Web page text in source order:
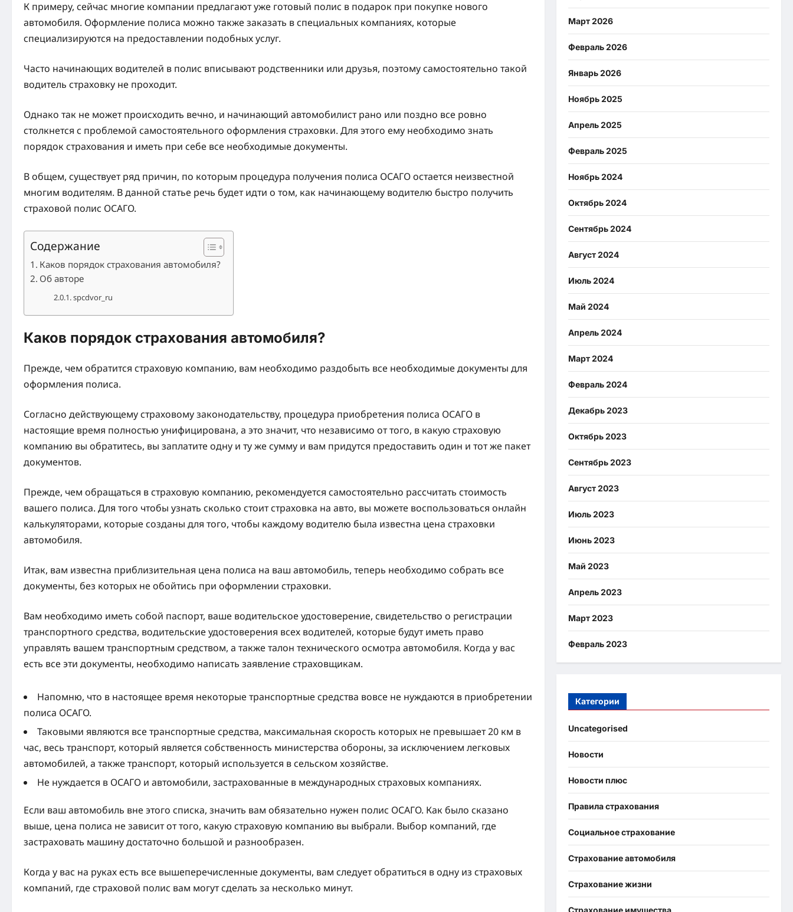
К примеру, сейчас многие компании предлагают уже готовый полис в подарок при покупке нового
автомобиля. Оформление полиса можно также заказать в специальных компаниях, которые
специализируются на предоставлении подобных услуг.
Часто начинающих водителей в полис вписывают родственники или друзья, поэтому самостоятельно такой
водитель страховку не проходит.
Однако так не может происходить вечно, и начинающий автомобилист рано или поздно все ровно
столкнется с проблемой самостоятельного оформления страховки. Для этого ему необходимо знать
порядок страхования и иметь при себе все необходимые документы.
В общем, существует ряд причин, по которым процедура получения полиса ОСАГО остается неизвестной
многим водителям. В данной статье речь будет идти о том, как начинающему водителю быстро получить
страховой полис ОСАГО.
Содержание
Каков порядок страхования автомобиля?
Об авторе
spcdvor_ru
Каков порядок страхования автомобиля?
Прежде, чем обратится страховую компанию, вам необходимо раздобыть все необходимые документы для
оформления полиса.
Согласно действующему страховому законодательству, процедура приобретения полиса ОСАГО в
настоящие время полностью унифицирована, а это значит, что независимо от того, в какую страховую
компанию вы обратитесь, вы заплатите одну и ту же сумму и вам придутся предоставить один и тот же пакет
документов.
Прежде, чем обращаться в страховую компанию, рекомендуется самостоятельно рассчитать стоимость
вашего полиса. Для того чтобы узнать сколько стоит страховка на авто, вы можете воспользоваться онлайн
калькуляторами, которые созданы для того, чтобы каждому водителю была известна цена страховки
автомобиля.
Итак, вам известна приблизительная цена полиса на ваш автомобиль, теперь необходимо собрать все
документы, без которых не обойтись при оформлении страховки.
Вам необходимо иметь собой паспорт, ваше водительское удостоверение, свидетельство о регистрации
транспортного средства, водительские удостоверения всех водителей, которые будут иметь право
управлять вашем транспортным средством, а также талон технического осмотра автомобиля. Когда у вас
есть все эти документы, необходимо написать заявление страховщикам.
Напомню, что в настоящее время некоторые транспортные средства вовсе не нуждаются в приобретении
полиса ОСАГО.
Таковыми являются все транспортные средства, максимальная скорость которых не превышает 20 км в
час, весь транспорт, который является собственность министерства обороны, за исключением легковых
автомобилей, а также транспорт, который используется в сельском хозяйстве.
Не нуждается в ОСАГО и автомобили, застрахованные в международных страховых компаниях.
Если ваш автомобиль вне этого списка, значить вам обязательно нужен полис ОСАГО. Как было сказано
выше, цена полиса не зависит от того, какую страховую компанию вы выбрали. Выбор компаний, где
застраховать машину достаточно большой и разнообразен.
Когда у вас на руках есть все вышеперечисленные документы, вам следует обратиться в одну из страховых
компаний, где страховой полис вам могут сделать за несколько минут.
Март 2026
Февраль 2026
Январь 2026
Ноябрь 2025
Апрель 2025
Февраль 2025
Ноябрь 2024
Октябрь 2024
Сентябрь 2024
Август 2024
Июль 2024
Май 2024
Апрель 2024
Март 2024
Февраль 2024
Декабрь 2023
Октябрь 2023
Сентябрь 2023
Август 2023
Июль 2023
Июнь 2023
Май 2023
Апрель 2023
Март 2023
Февраль 2023
Категории
Uncategorised
Новости
Новости плюс
Правила страхования
Социальное страхование
Страхование автомобиля
Страхование жизни
Страхование имущества